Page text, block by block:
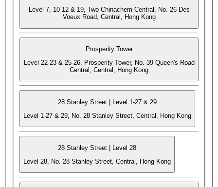
Level 7, 10-12 & 19, Two Chinachem Central, No. 26 Des
Voeux Road, Central, Hong Kong
Prosperity Tower
Level 22-23 & 25-26, Prosperity Tower, No. 39 Queen's Road
Central, Central, Hong Kong
28 Stanley Street | Level 1-27 & 29
Level 1-27 & 29, No. 28 Stanley Street, Central, Hong Kong
28 Stanley Street | Level 28
Level 28, No. 28 Stanley Street, Central, Hong Kong